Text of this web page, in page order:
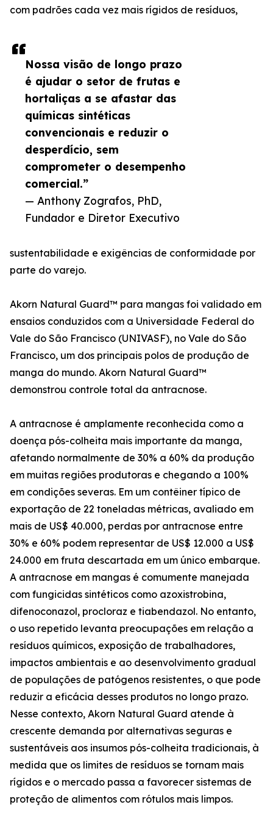
Nossa visão de longo prazo
é ajudar o setor de frutas e
hortaliças a se afastar das
químicas sintéticas
convencionais e reduzir o
desperdício, sem
comprometer o desempenho
comercial.”
— Anthony Zografos, PhD,
Fundador e Diretor Executivo
com padrões cada vez mais rígidos de resíduos,
sustentabilidade e exigências de conformidade por
parte do varejo.
Akorn Natural Guard™ para mangas foi validado em
ensaios conduzidos com a Universidade Federal do
Vale do São Francisco (UNIVASF), no Vale do São
Francisco, um dos principais polos de produção de
manga do mundo. Akorn Natural Guard™
demonstrou controle total da antracnose.
A antracnose é amplamente reconhecida como a
doença pós-colheita mais importante da manga,
afetando normalmente de 30% a 60% da produção
em muitas regiões produtoras e chegando a 100%
em condições severas. Em um contêiner típico de
exportação de 22 toneladas métricas, avaliado em
mais de US$ 40.000, perdas por antracnose entre
30% e 60% podem representar de US$ 12.000 a US$
24.000 em fruta descartada em um único embarque.
A antracnose em mangas é comumente manejada
com fungicidas sintéticos como azoxistrobina,
difenoconazol, procloraz e tiabendazol. No entanto,
o uso repetido levanta preocupações em relação a
resíduos químicos, exposição de trabalhadores,
impactos ambientais e ao desenvolvimento gradual
de populações de patógenos resistentes, o que pode
reduzir a eficácia desses produtos no longo prazo.
Nesse contexto, Akorn Natural Guard atende à
crescente demanda por alternativas seguras e
sustentáveis aos insumos pós-colheita tradicionais, à
medida que os limites de resíduos se tornam mais
rígidos e o mercado passa a favorecer sistemas de
proteção de alimentos com rótulos mais limpos.